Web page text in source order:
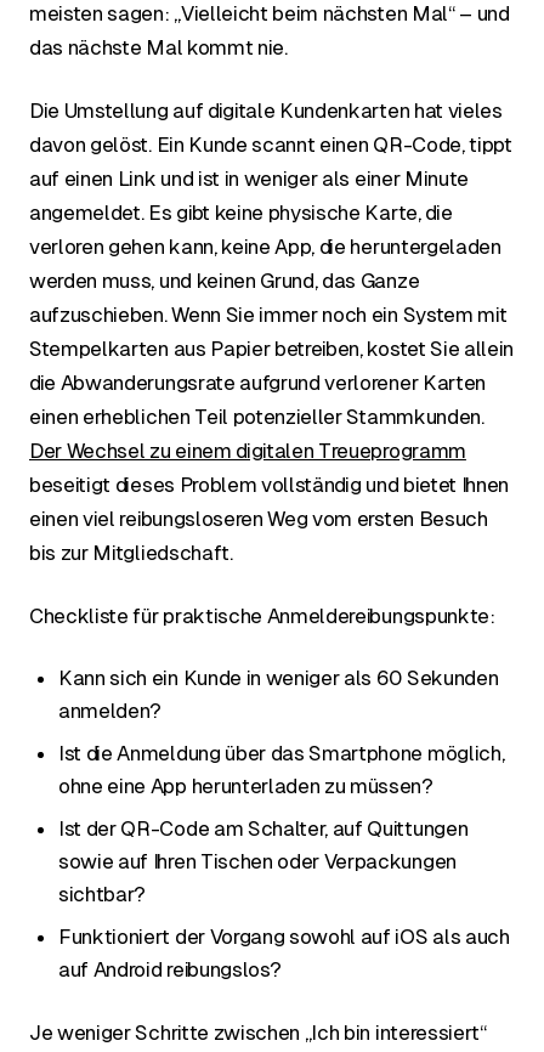
meisten sagen: „Vielleicht beim nächsten Mal“ – und
das nächste Mal kommt nie.
Die Umstellung auf digitale Kundenkarten hat vieles
davon gelöst. Ein Kunde scannt einen QR-Code, tippt
auf einen Link und ist in weniger als einer Minute
angemeldet. Es gibt keine physische Karte, die
verloren gehen kann, keine App, die heruntergeladen
werden muss, und keinen Grund, das Ganze
aufzuschieben. Wenn Sie immer noch ein System mit
Stempelkarten aus Papier betreiben, kostet Sie allein
die Abwanderungsrate aufgrund verlorener Karten
einen erheblichen Teil potenzieller Stammkunden.
Der Wechsel zu einem digitalen Treueprogramm
beseitigt dieses Problem vollständig und bietet Ihnen
einen viel reibungsloseren Weg vom ersten Besuch
bis zur Mitgliedschaft.
Checkliste für praktische Anmeldereibungspunkte:
Kann sich ein Kunde in weniger als 60 Sekunden
anmelden?
Ist die Anmeldung über das Smartphone möglich,
ohne eine App herunterladen zu müssen?
Ist der QR-Code am Schalter, auf Quittungen
sowie auf Ihren Tischen oder Verpackungen
sichtbar?
Funktioniert der Vorgang sowohl auf iOS als auch
auf Android reibungslos?
Je weniger Schritte zwischen „Ich bin interessiert“